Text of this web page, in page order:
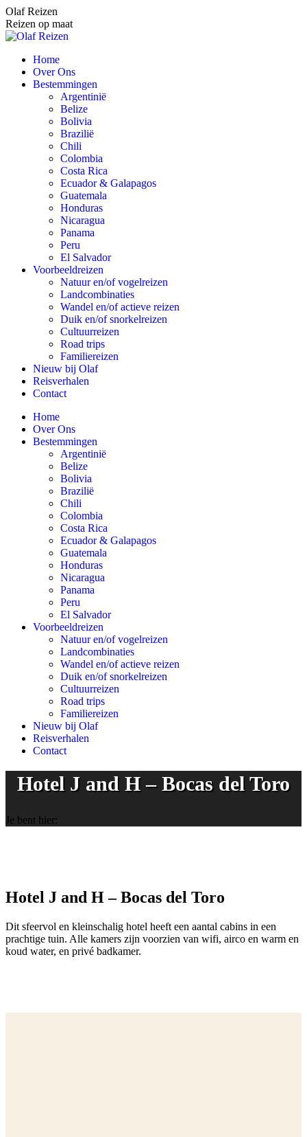
Spring
naar
content
Olaf Reizen
Reizen op maat
Home
Over Ons
Bestemmingen
Argentinië
Belize
Bolivia
Brazilië
Chili
Colombia
Costa Rica
Ecuador & Galapagos
Guatemala
Honduras
Nicaragua
Panama
Peru
El Salvador
Voorbeeldreizen
Natuur en/of vogelreizen
Landcombinaties
Wandel en/of actieve reizen
Duik en/of snorkelreizen
Cultuurreizen
Road trips
Familiereizen
Nieuw bij Olaf
Reisverhalen
Contact
Home
Over Ons
Bestemmingen
Argentinië
Belize
Bolivia
Brazilië
Chili
Colombia
Costa Rica
Ecuador & Galapagos
Guatemala
Honduras
Nicaragua
Panama
Peru
El Salvador
Voorbeeldreizen
Natuur en/of vogelreizen
Landcombinaties
Wandel en/of actieve reizen
Duik en/of snorkelreizen
Cultuurreizen
Road trips
Familiereizen
Nieuw bij Olaf
Reisverhalen
Contact
Hotel J and H – Bocas del Toro
Je bent hier:
Hotel J and H – Bocas del Toro
Dit sfeervol en kleinschalig hotel heeft een aantal cabins in een
prachtige tuin. Alle kamers zijn voorzien van wifi, airco en warm en
koud water, en privé badkamer.